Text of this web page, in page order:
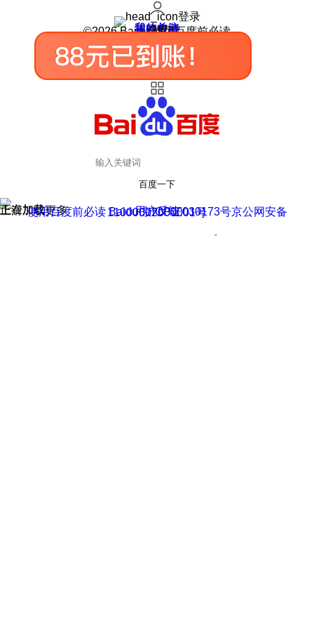
登录
我的关注
我的收藏
皮肤中心
用户反馈
设置
©2026 Baidu 使用百度前必读
百度一下
正在加载
上滑加载更多 用户反馈
使用百度前必读 Baidu 京ICP证030173号
京公网安备11000002000001号